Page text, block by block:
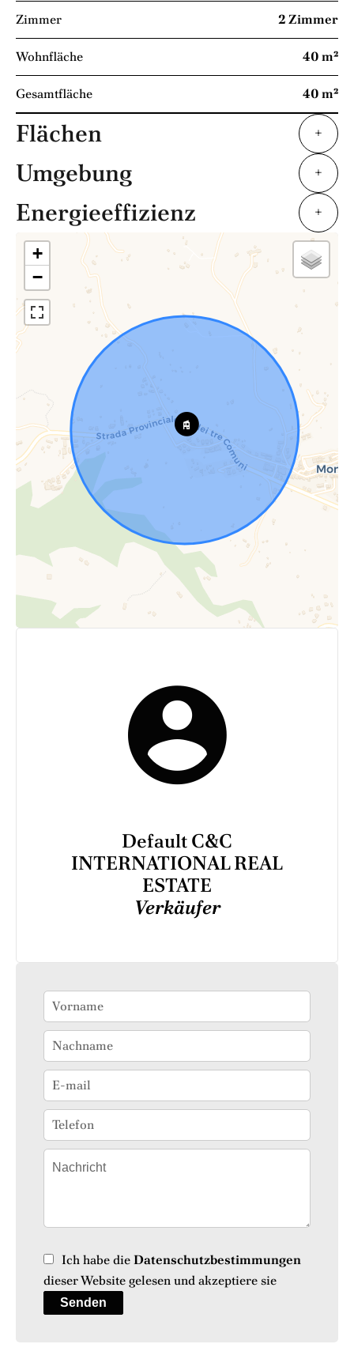
Zimmer 2 Zimmer
Wohnfläche 40 m²
Gesamtfläche 40 m²
Flächen +
Umgebung +
Energieeffizienz +
+
−
Default C&C
INTERNATIONAL REAL
ESTATE
Verkäufer
Ich habe dieDatenschutzbestimmungen
dieser Website gelesen und akzeptiere sie
Senden